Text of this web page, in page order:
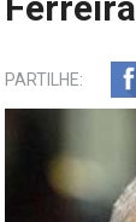
PARTILHE: